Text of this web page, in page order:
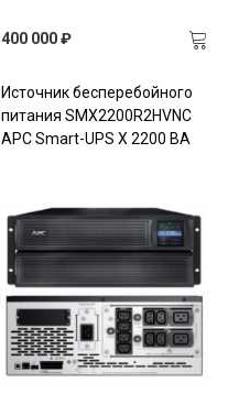
400 000 ₽
Источник бесперебойного
питания SMX2200R2HVNC
APC Smart-UPS X 2200 ВА